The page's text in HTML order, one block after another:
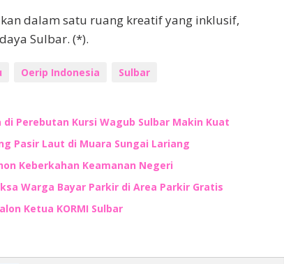
dalam satu ruang kreatif yang inklusif,
Sulbar. (*).
Oerip Indonesia Sulbar
Perebutan Kursi Wagub Sulbar Makin Kuat
Pasir Laut di Muara Sungai Lariang
Keberkahan Keamanan Negeri
Warga Bayar Parkir di Area Parkir Gratis
Ketua KORMI Sulbar